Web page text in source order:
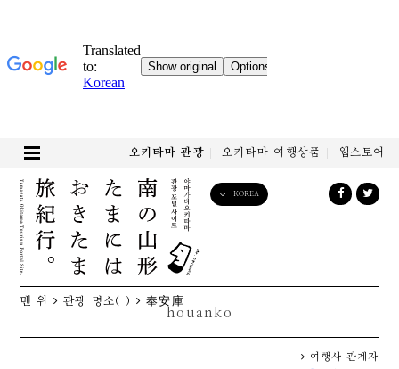
오키타마 관광 오키타마 여행상품 웹스토어
KOREA
맨 위 관광 명소( ) 奉安庫
houanko
여행사 관계자